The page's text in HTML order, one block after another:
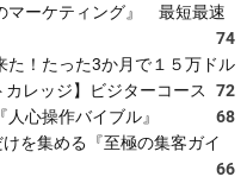
マーケティング』 最短最速
74
た！たった3か月で１５万ドル
レッジ】ビジターコース
72
心操作バイブル』
68
を集める『至極の集客ガイ
66